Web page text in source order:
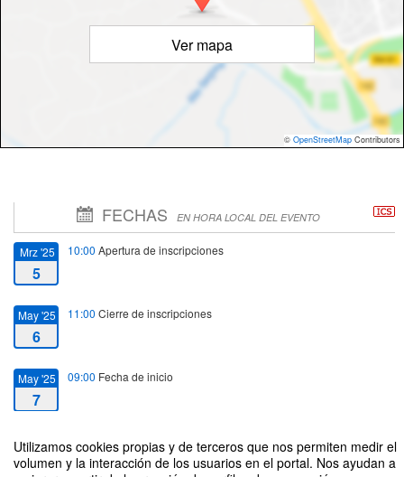
Utilizamos cookies propias y de terceros que nos permiten medir el
volumen y la interacción de los usuarios en el portal. Nos ayudan a
Ver mapa
© OpenStreetMap Contributors
FECHAS EN HORA LOCAL DEL EVENTO
Mrz '25
5
10:00 Apertura de inscripciones
May '25
6
11:00 Cierre de inscripciones
May '25
7
09:00 Fecha de inicio
May '25
8
Fecha de fin